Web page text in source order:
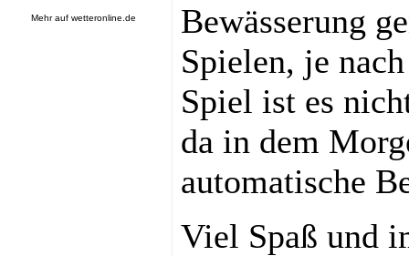
Mehr aufwetteronline.de
Bewässerung
Spielen, je
Spiel ist es
da in dem
automatische
Viel Spaß und